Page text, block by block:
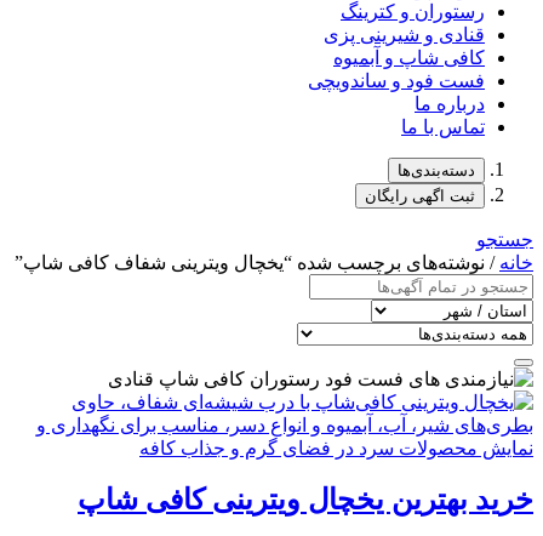
رستوران و کترینگ
قنادی و شیرینی پزی
کافی شاپ و آبمیوه
فست فود و ساندویچی
درباره ما
تماس با ما
دسته‌بندی‌ها
ثبت اگهی رایگان
جستجو
خانه / نوشته‌های برچسب شده “یخچال‌ ویترینی شفاف کافی شاپ”
خرید بهترین یخچال ویترینی کافی‌ شاپ